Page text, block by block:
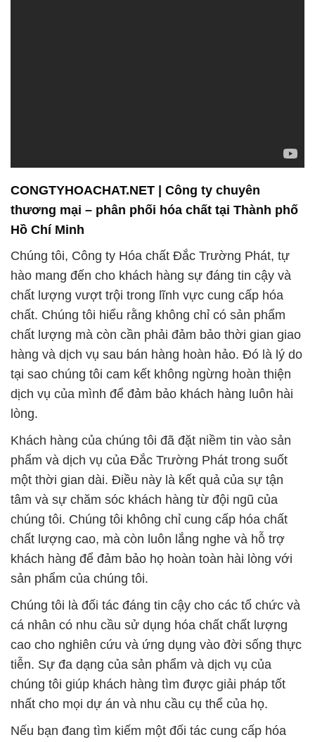
CONGTYHOACHAT.NET | Công ty chuyên
thương mại – phân phối hóa chất tại Thành phố
Hồ Chí Minh
Chúng tôi, Công ty Hóa chất Đắc Trường Phát, tự
hào mang đến cho khách hàng sự đáng tin cậy và
chất lượng vượt trội trong lĩnh vực cung cấp hóa
chất. Chúng tôi hiểu rằng không chỉ có sản phẩm
chất lượng mà còn cần phải đảm bảo thời gian giao
hàng và dịch vụ sau bán hàng hoàn hảo. Đó là lý do
tại sao chúng tôi cam kết không ngừng hoàn thiện
dịch vụ của mình để đảm bảo khách hàng luôn hài
lòng.
Khách hàng của chúng tôi đã đặt niềm tin vào sản
phẩm và dịch vụ của Đắc Trường Phát trong suốt
một thời gian dài. Điều này là kết quả của sự tận
tâm và sự chăm sóc khách hàng từ đội ngũ của
chúng tôi. Chúng tôi không chỉ cung cấp hóa chất
chất lượng cao, mà còn luôn lắng nghe và hỗ trợ
khách hàng để đảm bảo họ hoàn toàn hài lòng với
sản phẩm của chúng tôi.
Chúng tôi là đối tác đáng tin cậy cho các tổ chức và
cá nhân có nhu cầu sử dụng hóa chất chất lượng
cao cho nghiên cứu và ứng dụng vào đời sống thực
tiễn. Sự đa dạng của sản phẩm và dịch vụ của
chúng tôi giúp khách hàng tìm được giải pháp tốt
nhất cho mọi dự án và nhu cầu cụ thể của họ.
Nếu bạn đang tìm kiếm một đối tác cung cấp hóa